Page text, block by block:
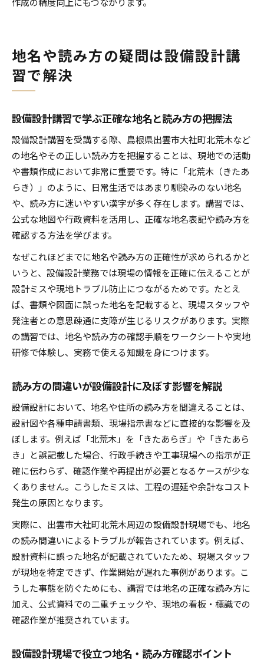
地名や読み方の疑問は設備設計講
習で解決
設備設計講習で学ぶ正確な地名と読み方の把握法
設備設計講習を受講する際、島根県出雲市大社町北荒木など
の地名やその正しい読み方を把握することは、現地での活動
や書類作成において非常に重要です。特に「北荒木（きたあ
らき）」のように、日常生活ではあまり馴染みのない地名
や、読み方に迷いやすい漢字が多く存在します。講習では、
公式な地図や行政資料を活用し、正確な地名表記や読み方を
確認する方法を学びます。
なぜこれほどまでに地名や読み方の正確性が求められるかと
いうと、設備設計業務では現場の情報を正確に伝えることが
設計ミスや現地トラブル防止につながるためです。たとえ
ば、書類や図面に誤った地名を記載すると、現場スタッフや
発注者との意思疎通に支障が生じるリスクがあります。実際
の講習では、地名や読み方の確認手順をワークシートや実地
研修で体験し、実務で使える知識を身につけます。
読み方の間違いが設備設計に及ぼす影響を解説
設備設計において、地名や住所の読み方を間違えることは、
設計図や各種申請書類、現場指示書などに直接的な影響を及
ぼします。例えば「北荒木」を「きたあらぎ」や「きたあら
き」と誤記載した場合、行政手続きや工事現場への指示が正
確に伝わらず、確認作業や再提出が必要となるケースが少な
くありません。こうしたミスは、工程の遅延や余計なコスト
発生の原因となります。
実際に、出雲市大社町北荒木周辺の設備設計現場でも、地名
の読み間違いによるトラブルが報告されています。例えば、
設計資料に誤った地名が記載されていたため、現場スタッフ
が現地を特定できず、作業開始が遅れた事例があります。こ
うした事態を防ぐためにも、講習では地名の正確な読み方に
加え、公式資料での二重チェックや、現地の看板・標識での
確認作業が推奨されています。
設備設計現場で役立つ地名・読み方確認ポイント